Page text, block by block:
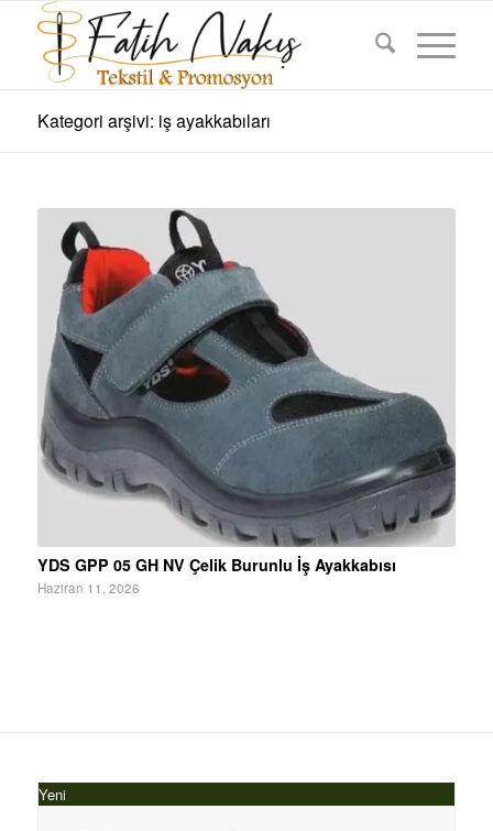
Kategori arşivi: iş ayakkabıları
YDS GPP 05 GH NV Çelik Burunlu İş Ayakkabısı
Haziran 11, 2026
Yeni